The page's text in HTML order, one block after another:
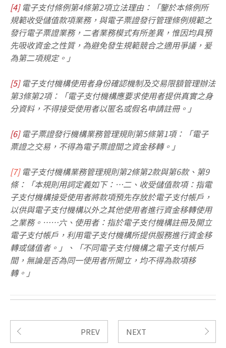
[4] 電子支付條例第4條第2項立法理由：「鑒於本條例所
規範收受儲值款項業務，與電子票證發行管理條例規範之
發行電子票證業務，二者業務模式有所差異，惟因均具預
先吸收資金之性質，為避免發生規範競合之適用爭議，爰
為第二項規定。」
[5] 電子支付機構使用者身份確認機制及交易限額管理辦法
第3條第2項：「電子支付機構應要求使用者提供真實之身
分資料，不得接受使用者以匿名或假名申請註冊。」
[6] 電子票證發行機構業務管理規則第5條第1項：「電子
票證之交易，不得為電子票證間之資金移轉。」
[7]電子支付機構業務管理規則第2條第2款與第6款、第9
條：「本規則用詞定義如下：…二、收受儲值款項：指電
子支付機構接受使用者將款項預先存放於電子支付帳戶，
以供與電子支付機構以外之其他使用者進行資金移轉使用
之業務。……六、使用者：指於電子支付機構註冊及開立
電子支付帳戶，利用電子支付機構所提供服務進行資金移
轉或儲值者。」、「不同電子支付機構之電子支付帳戶
間，無論是否為同一使用者所開立，均不得為款項移
轉。」
PREV NEXT